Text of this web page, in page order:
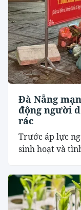
Đà Nẵng
động người
rác
Trước áp lực
sinh hoạt và